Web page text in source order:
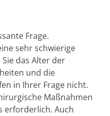
Frage.
sehr schwierige
das Alter der
und die
in Ihrer Frage nicht.
Maßnahmen
erforderlich. Auch